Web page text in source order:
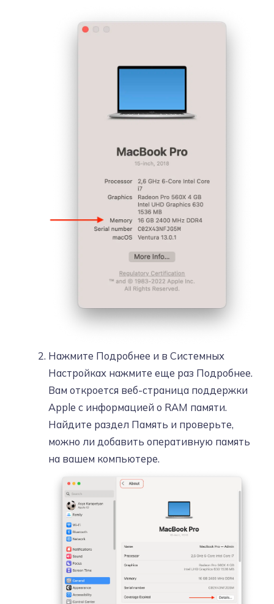
Нажмите Подробнее и в Системных
Настройках нажмите еще раз Подробнее.
Вам откроется веб-страница поддержки
Apple с информацией о RAM памяти.
Найдите раздел Память и проверьте,
можно ли добавить оперативную память
на вашем компьютере.